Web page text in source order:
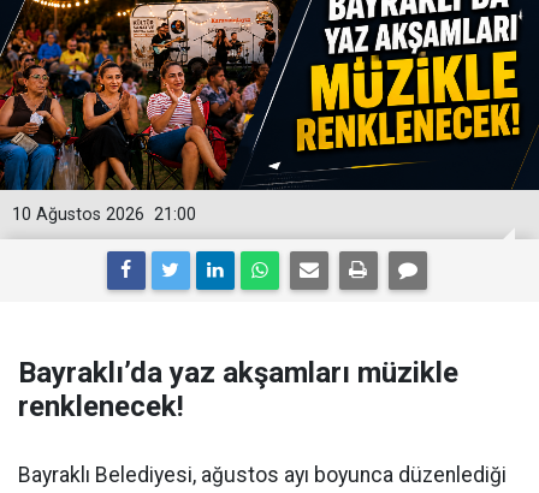
21:00
10 Ağustos 2026
Bayraklı’da yaz akşamları müzikle
renklenecek!
Bayraklı Belediyesi, ağustos ayı boyunca düzenlediği